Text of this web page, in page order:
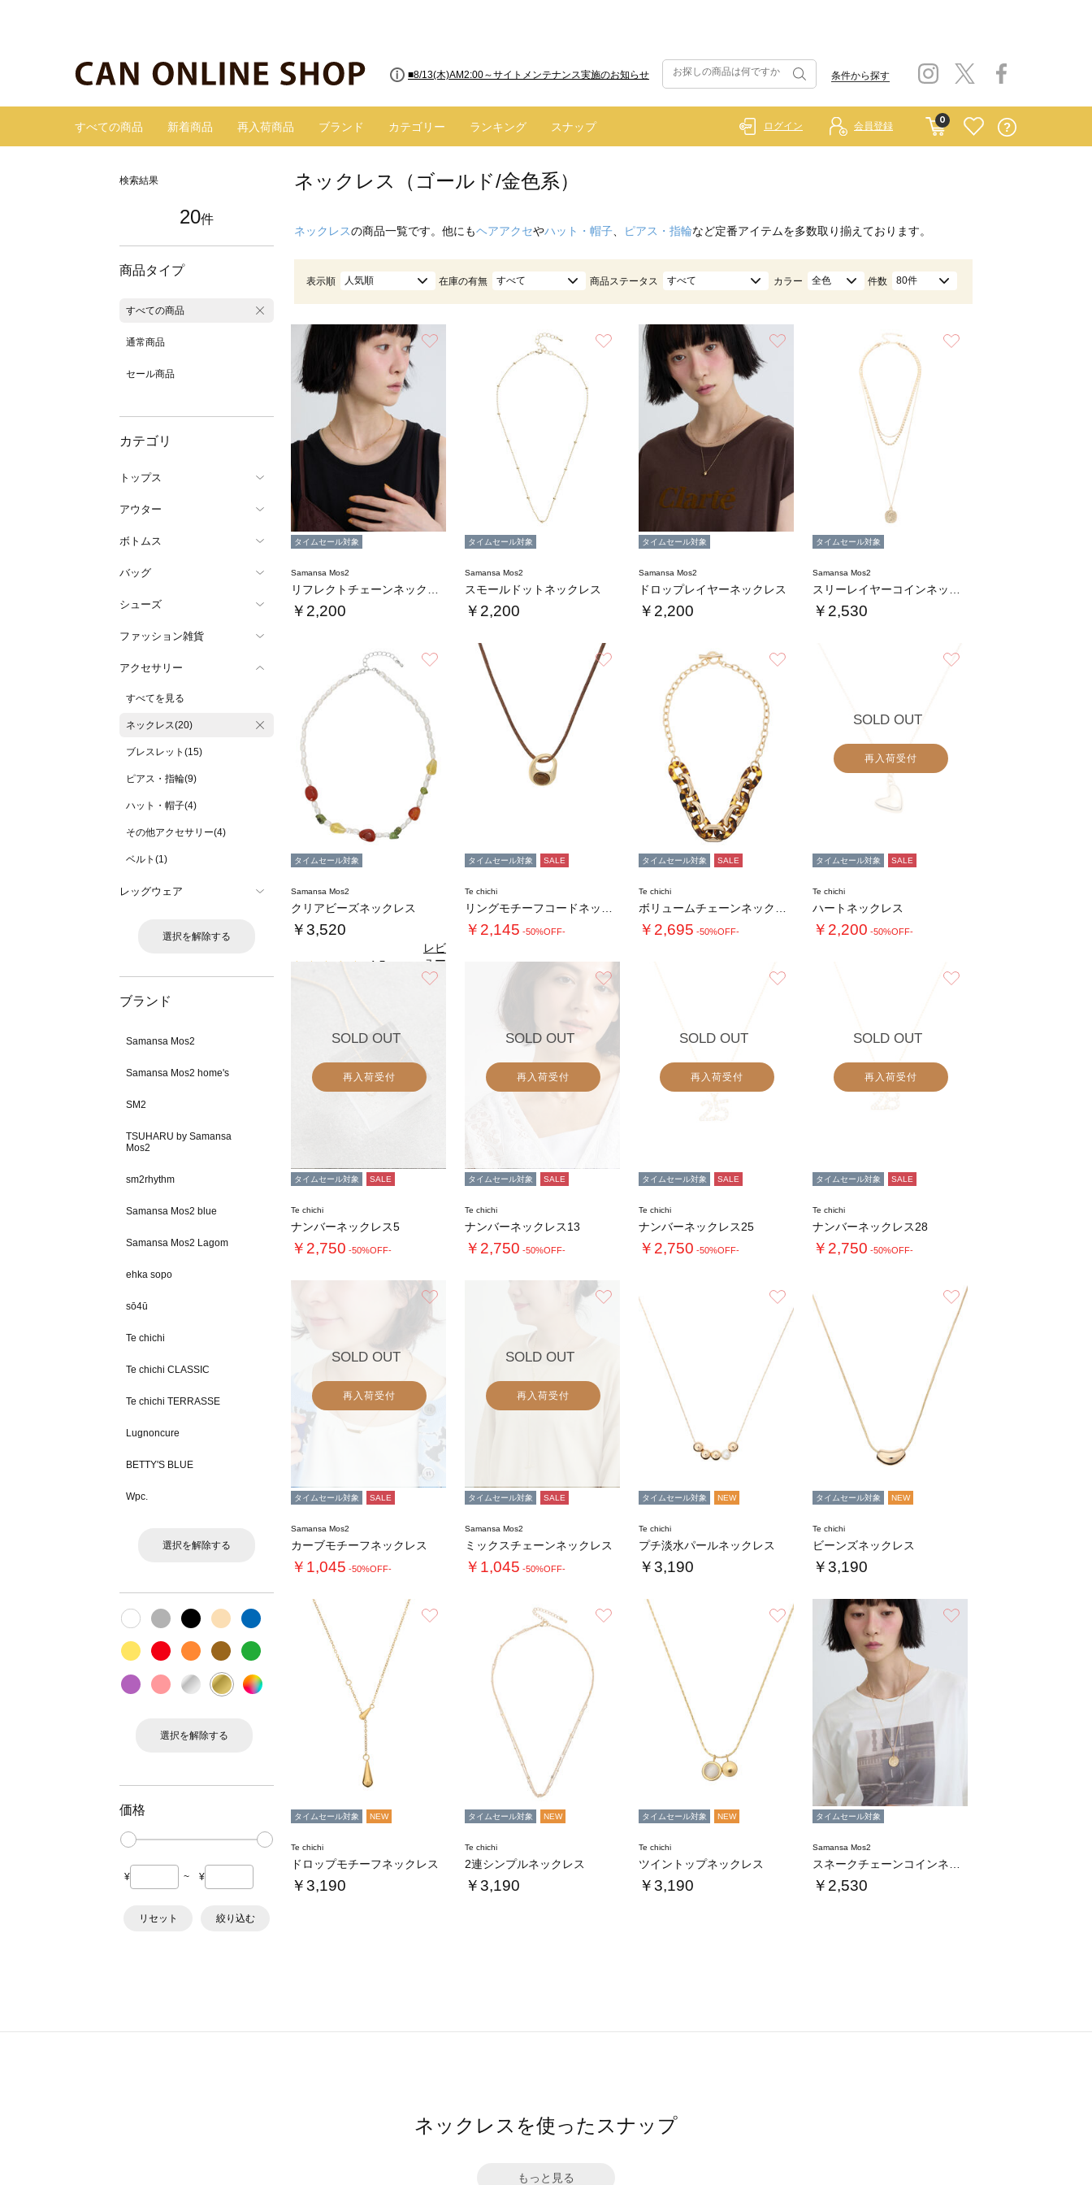
■8/13(木)AM2:00～サイトメンテナンス実施のお知らせ 条件から探す
すべての商品 新着商品 再入荷商品 ブランド カテゴリー ランキング スナップ
0
ログイン 会員登録
検索結果
20件
商品タイプ
すべての商品
通常商品
セール商品
カテゴリ
トップス
アウター
ボトムス
バッグ
シューズ
ファッション雑貨
アクセサリー
すべてを見る
ネックレス(20)
ブレスレット(15)
ピアス・指輪(9)
ハット・帽子(4)
その他アクセサリー(4)
ベルト(1)
レッグウェア
選択を解除する
ブランド
Samansa Mos2
Samansa Mos2 home's
SM2
TSUHARU by Samansa
Mos2
sm2rhythm
Samansa Mos2 blue
Samansa Mos2 Lagom
ehka sopo
sō4ū
Te chichi
Te chichi CLASSIC
Te chichi TERRASSE
Lugnoncure
BETTY'S BLUE
Wpc.
選択を解除する
選択を解除する
価格
¥ ~ ¥
リセット 絞り込む
ネックレス（ゴールド/金色系）
ネックレスの商品一覧です。他にもヘアアクセやハット・帽子 ピアス・指輪など定番アイテムを多数取り揃えております。
表示順 人気順 在庫の有無 すべて 商品ステータス すべて カラー 全色 件数 80件
タイムセール対象
Samansa Mos2
￥2,200
お気に入り
タイムセール対象
Samansa Mos2
スモールドットネックレス
￥2,200
タイムセール対象
Samansa Mos2
ドロップレイヤーネックレス
￥2,200
タイムセール対象
Samansa Mos2
￥2,530
お気に入り
タイムセール対象
Samansa Mos2
クリアビーズネックレス
￥3,520
4.5
レビ
ュー
を見
る
タイムセール対象 SALE
Te chichi
￥2,145 -50%OFF-
タイムセール対象 SALE
Te chichi
￥2,695 -50%OFF-
SOLD OUT
再入荷受付
タイムセール対象 SALE
Te chichi
ハートネックレス
￥2,200 -50%OFF-
SOLD OUT
再入荷受付
タイムセール対象 SALE
Te chichi
ナンバーネックレス5
￥2,750 -50%OFF-
SOLD OUT
再入荷受付
タイムセール対象 SALE
Te chichi
ナンバーネックレス13
￥2,750 -50%OFF-
SOLD OUT
再入荷受付
タイムセール対象 SALE
Te chichi
ナンバーネックレス25
￥2,750 -50%OFF-
SOLD OUT
再入荷受付
タイムセール対象 SALE
Te chichi
ナンバーネックレス28
￥2,750 -50%OFF-
SOLD OUT
再入荷受付
タイムセール対象 SALE
Samansa Mos2
カーブモチーフネックレス
￥1,045 -50%OFF-
SOLD OUT
再入荷受付
タイムセール対象 SALE
Samansa Mos2
ミックスチェーンネックレス
￥1,045 -50%OFF-
お気に入り
タイムセール対象 NEW
Te chichi
プチ淡水パールネックレス
￥3,190
お気に入り
タイムセール対象 NEW
Te chichi
ビーンズネックレス
￥3,190
タイムセール対象 NEW
Te chichi
ドロップモチーフネックレス
￥3,190
お気に入り
タイムセール対象 NEW
Te chichi
2連シンプルネックレス
￥3,190
お気に入り
タイムセール対象 NEW
Te chichi
ツイントップネックレス
￥3,190
タイムセール対象
Samansa Mos2
￥2,530
ネックレスを使ったスナップ
もっと見る